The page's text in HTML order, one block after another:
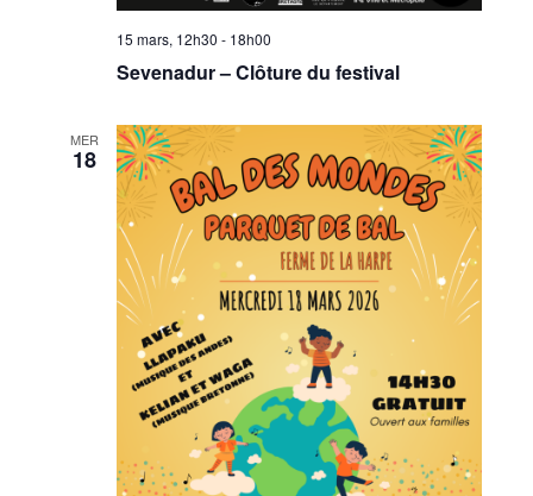
15 mars, 12h30 - 18h00
Sevenadur – Clôture du festival
MER
18